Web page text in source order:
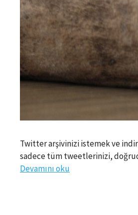
Twitter arşivinizi istemek ve
sadece tüm tweetlerinizi,
Devamını oku